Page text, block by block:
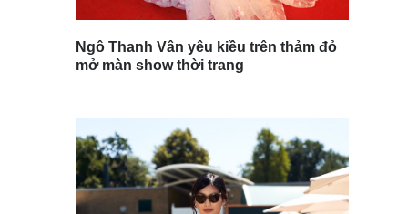
Ngô Thanh Vân yêu kiều trên thảm đỏ
mở màn show thời trang